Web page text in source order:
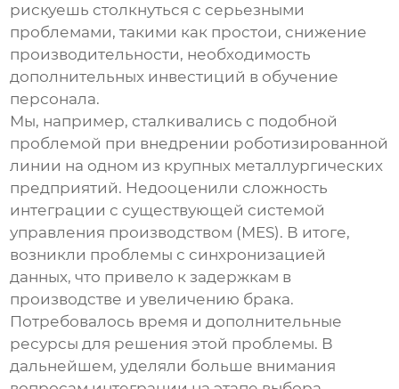
рискуешь столкнуться с серьезными
проблемами, такими как простои, снижение
производительности, необходимость
дополнительных инвестиций в обучение
персонала.
Мы, например, сталкивались с подобной
проблемой при внедрении роботизированной
линии на одном из крупных металлургических
предприятий. Недооценили сложность
интеграции с существующей системой
управления производством (MES). В итоге,
возникли проблемы с синхронизацией
данных, что привело к задержкам в
производстве и увеличению брака.
Потребовалось время и дополнительные
ресурсы для решения этой проблемы. В
дальнейшем, уделяли больше внимания